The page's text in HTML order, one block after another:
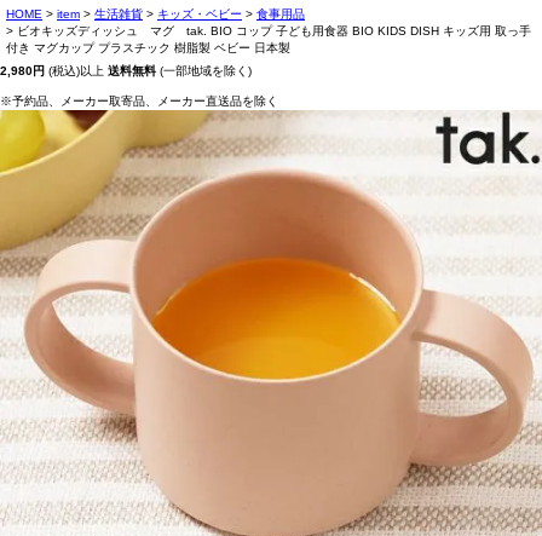
HOME item 生活雑貨 キッズ・ベビー
食事用品
ビオキッズディッシュ マグ tak. BIO コップ 子ども用食器 BIO KIDS DISH キッズ用 取っ手
付き マグカップ プラスチック 樹脂製 ベビー 日本製
2,980円 (税込)以上 送料無料 (一部地域を除く)
※予約品、メーカー取寄品、メーカー直送品を除く